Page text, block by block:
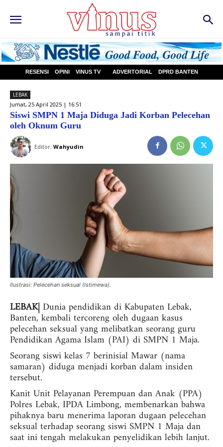
RESENSI OPINI VINUS TV ADVERTORIAL DPRD BANTEN
LEBAK
Jumat, 25 April 2025 | 16:51
Siswi SMPN 1 Maja Diduga Jadi Korban Pelecehan
oleh Oknum Guru
Editor: Wahyudin
Ilustrasi: Pelecehan seksual (Istimewa).
LEBAK| Dunia pendidikan di Kabupaten Lebak,
Banten, kembali tercoreng oleh dugaan kasus
pelecehan seksual yang melibatkan seorang guru
Pendidikan Agama Islam (PAI) di SMPN 1 Maja.
Seorang siswi kelas 7 berinisial Mawar (nama
samaran) diduga menjadi korban dalam insiden
tersebut.
Kanit Unit Pelayanan Perempuan dan Anak (PPA)
Polres Lebak, IPDA Limbong, membenarkan bahwa
pihaknya baru menerima laporan dugaan pelecehan
seksual terhadap seorang siswi SMPN 1 Maja dan
saat ini tengah melakukan penyelidikan lebih lanjut.